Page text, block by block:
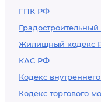
ГПК РФ
Жилищный кодекс
КАС РФ
Кодекс
Кодекс торгового